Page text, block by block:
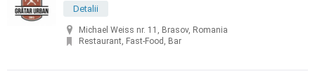
Detalii
Michael Weiss nr. 11, Brasov, Romania
Restaurant, Fast-Food, Bar